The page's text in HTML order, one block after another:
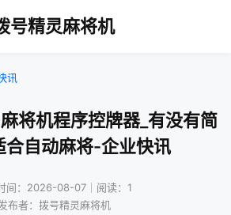
号精灵麻将机
讯
将机程序控牌器_有没有简
合自动麻将-企业快讯
间：2026-08-07｜阅读：1
布者：拨号精灵麻将机